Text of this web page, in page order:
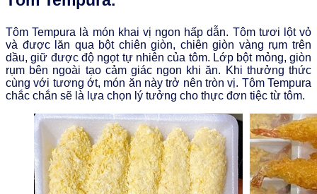
Tôm Tempura là món khai vị ngon hấp dẫn. Tôm tươi lột vỏ
và được lăn qua bột chiên giòn, chiên giòn vàng rụm trên
dầu, giữ được độ ngọt tự nhiên của tôm. Lớp bột mỏng, giòn
rụm bên ngoài tạo cảm giác ngon khi ăn. Khi thưởng thức
cùng với tương ớt, món ăn này trở nên tròn vị. Tôm Tempura
chắc chắn sẽ là lựa chọn lý tưởng cho thực đơn tiệc từ tôm.